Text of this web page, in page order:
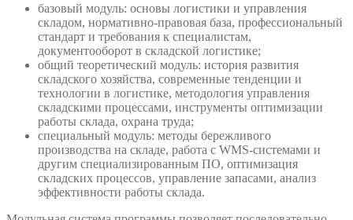
базовый модуль: основы логистики и управления
складом, нормативно-правовая база, профессиональный
стандарт и требования к специалистам,
документооборот в складской логистике;
общий теоретический модуль: история развития
складского хозяйства, современные тенденции и
технологии в логистике, методология управления
складскими процессами, инструменты оптимизации
работы склада, охрана труда;
специальный модуль: методы бережливого
производства на складе, работа с WMS-системами и
другим специализированным ПО, оптимизация
складских процессов, управление запасами, анализ
эффективности работы склада.